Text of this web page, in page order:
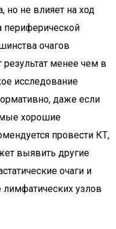
но не влияет на ход
периферической
очагов
результат менее чем в
исследование
даже если
хорошие
провести КТ,
выявить другие
очаги и
лимфатических узлов